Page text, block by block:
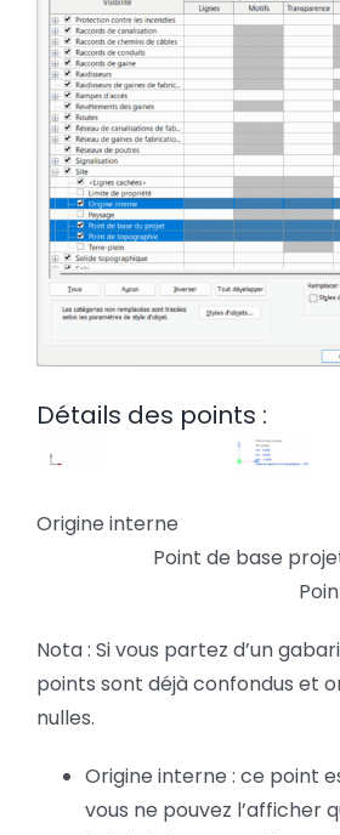
Détails des points :
Origine
Point de
Point de
Nota : Si vous partez d’un
points sont déjà confondus et
nulles.
Origine interne : ce point
vous ne pouvez l’afficher